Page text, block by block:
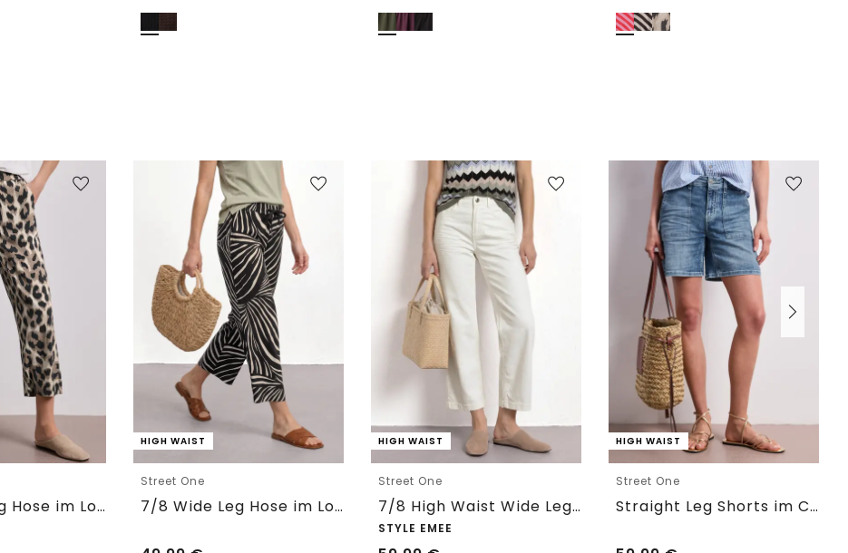
7/8 Wide Leg Hose im Loose Fit mit Print
HIGH WAIST
Street One
7/8 Wide Leg Hose im Loose Fit
HIGH WAIST
Street One
7/8 High Waist Wide Leg Jeans im Loose Fit
STYLE EMEE
HIGH WAIST
Street One
Straight Leg Shorts im Casual Fit